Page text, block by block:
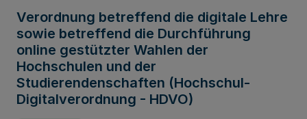
Verordnung betreffend die digitale Lehre
sowie betreffend die Durchführung
online gestützter Wahlen der
Hochschulen und der
Studierendenschaften (Hochschul-
Digitalverordnung - HDVO)